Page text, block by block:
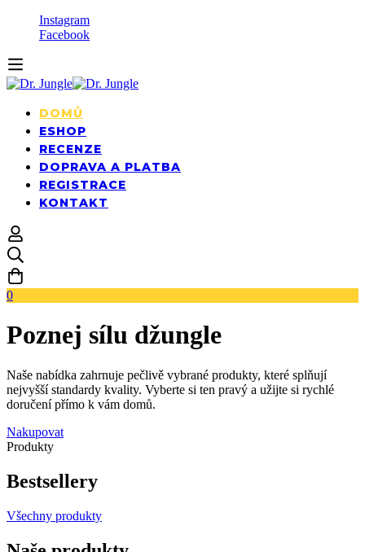
Instagram
Facebook
DOMŮ
ESHOP
RECENZE
DOPRAVA A PLATBA
REGISTRACE
KONTAKT
0
Poznej sílu džungle
Naše nabídka zahrnuje pečlivě vybrané produkty, které splňují
nejvyšší standardy kvality. Vyberte si ten pravý a užijte si rychlé
doručení přímo k vám domů.
Nakupovat
Produkty
Bestsellery
Všechny produkty